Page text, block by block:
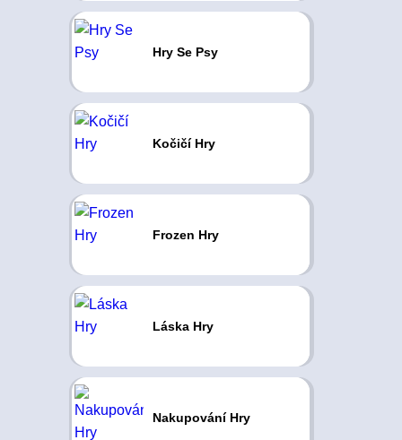
Hry Se Psy
Kočičí Hry
Frozen Hry
Láska Hry
Nakupování Hry